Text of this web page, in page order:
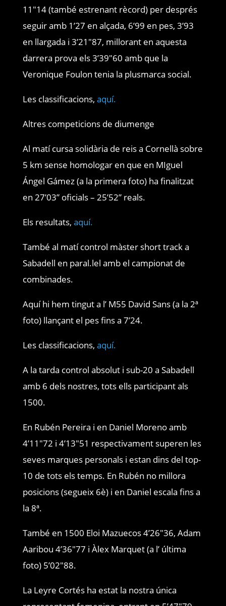
11″14 (també estrenant rècord) per després
seguir amb 1’27 en alçada, 6’99 en pes, 3’93
en llargada i 3’21″87, millorant en aquesta
darrera prova els 3’39″60 amb que la
Veronique Foulon tenia la plusmarca social.
Les classificacions, aquí.
Altres competicions de diumenge
Al matí cursa solidària de reis a Cornellà sobre
5 km sense homologar en que en MIguel
Ángel Gámez (a la primera foto) ha finalitzat
en 27’03” oficials – 25’52” reals.
Els resultats, aquí.
També al matí control màster short track a
Sabadell en paral.lel amb el campionat de
combinades.
Aquí hi hem tingut a l’ M55 David Sans (a la 2ª
foto) llançant el pes fins a 7’24.
Les classificacions, aquí.
A la tarda control absolut i sub-20 a Sabadell
amb 6 dels nostres, tots ells participant als
1500.
En Rubén Pereira i en Daniel Moreno amb
4’11″72 i 4’13″51 respectivament superen les
seves marques personals i estan dins del top-
10 de tots els temps. En Rubén no millora
posicions (segueix 6è) i en Daniel escala fins a
la 8ª.
També en 1500 Eloi Mazuecos 4’26″36, Adam
Aaribou 4’36″77 i Àlex Marquet (a l’ última
foto) 5’02″88.
La Leyre Cortés ha estat la nostra única